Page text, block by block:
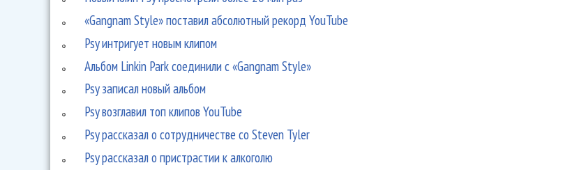
«Gangnam Style» поставил абсолютный рекорд YouTube
Psy интригует новым клипом
Альбом Linkin Park соединили с «Gangnam Style»
Psy записал новый альбом
Psy возглавил топ клипов YouTube
Psy рассказал о сотрудничестве со Steven Tyler
Psy рассказал о пристрастии к алкоголю